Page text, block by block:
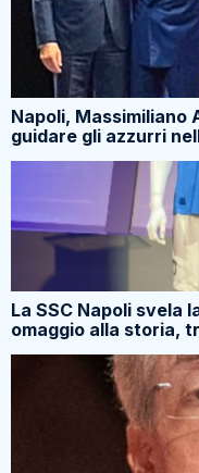
Napoli, Massimiliano
guidare gli azzurri
La SSC Napoli svela
omaggio alla storia,